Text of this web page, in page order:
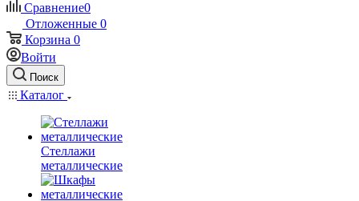
Сравнение0
Отложенные 0
Корзина 0
Войти
Поиск
Каталог
Стеллажи
металлические